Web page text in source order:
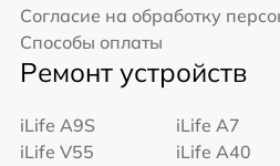
Согласие на обработку
Способы оплаты
Ремонт устройств
iLife A9S
iLife A7
iLife V55
iLife A40